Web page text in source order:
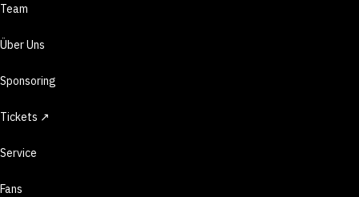
Team
Über Uns
Sponsoring
Tickets ↗
Service
Fans